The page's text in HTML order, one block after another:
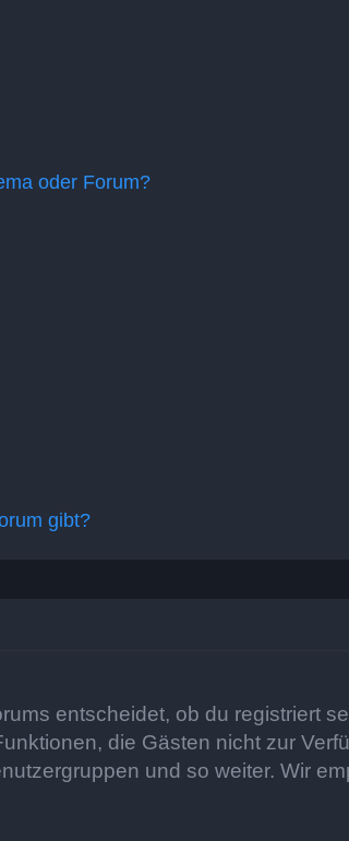
oder Forum?
gibt?
entscheidet, ob du registriert
die Gästen nicht zur
und so weiter. Wir